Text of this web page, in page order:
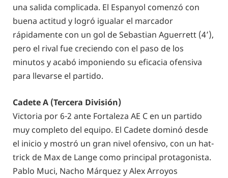
una salida complicada. El Espanyol comenzó con
buena actitud y logró igualar el marcador
rápidamente con un gol de Sebastian Aguerrett (4’),
pero el rival fue creciendo con el paso de los
minutos y acabó imponiendo su eficacia ofensiva
para llevarse el partido.
Cadete A (Tercera División)
Victoria por 6-2 ante Fortaleza AE C en un partido
muy completo del equipo. El Cadete dominó desde
el inicio y mostró un gran nivel ofensivo, con un hat-
trick de Max de Lange como principal protagonista.
Pablo Muci, Nacho Márquez y Alex Arroyos